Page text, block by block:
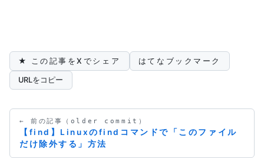
★ この記事をXでシェア はてなブックマーク
URLをコピー
← 前の記事（older commit）
【find】Linuxのfindコマンドで「このファイル
だけ除外する」方法